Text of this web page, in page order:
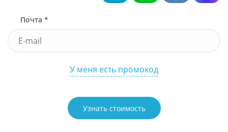
Почта *
У меня есть промокод
Узнать стоимость